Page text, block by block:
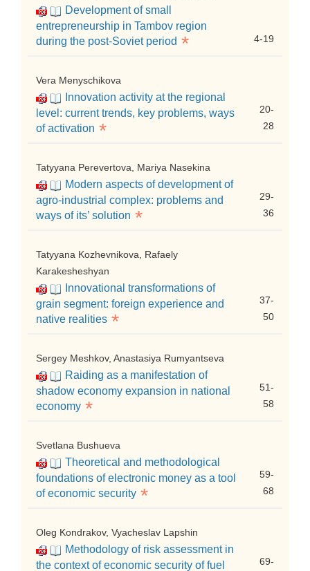
Development of small
entrepreneurship in Tambov region
during the post-Soviet period * 4-19
Vera Menyschikova
Innovation activity at the regional
level: current trends, key problems, ways
of activation *
20-
28
Tatyyana Perevertova, Mariya Nasekina
Modern aspects of development of
agro-industrial complex: problems and
ways of its’ solution *
29-
36
Tatyyana Kozhevnikova, Rafaely
Karakesheshyan
Innovational transformations of
grain segment: foreign experience and
native realities *
37-
50
Sergey Meshkov, Anastasiya Rumyantseva
Raiding as a manifestation of
shadow economy expansion in national
economy *
51-
58
Svetlana Bushueva
Theoretical and methodological
foundations of electronic money as a tool
of economic security *
59-
68
Oleg Kondrakov, Vyacheslav Lapshin
Methodology of risk assessment in
the context of economic security of fuel
69-